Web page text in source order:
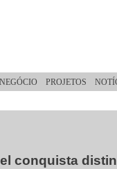
PROJETOS
conquista